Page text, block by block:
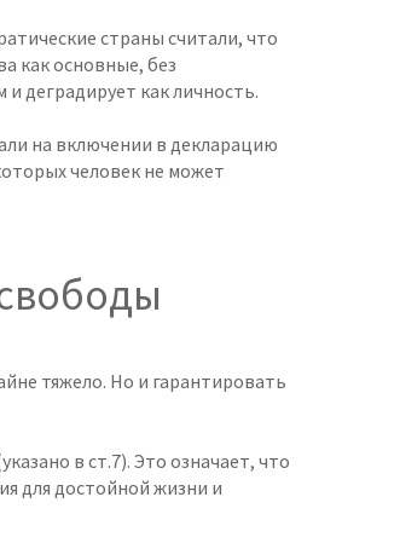
страны считали, что
как основные, без
деградирует как личность.
на включении в декларацию
человек не может
тяжело. Но и гарантировать
в ст.7). Это означает, что
для достойной жизни и